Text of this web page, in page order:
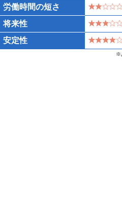
労働時間の短さ
将来性
安定性
※